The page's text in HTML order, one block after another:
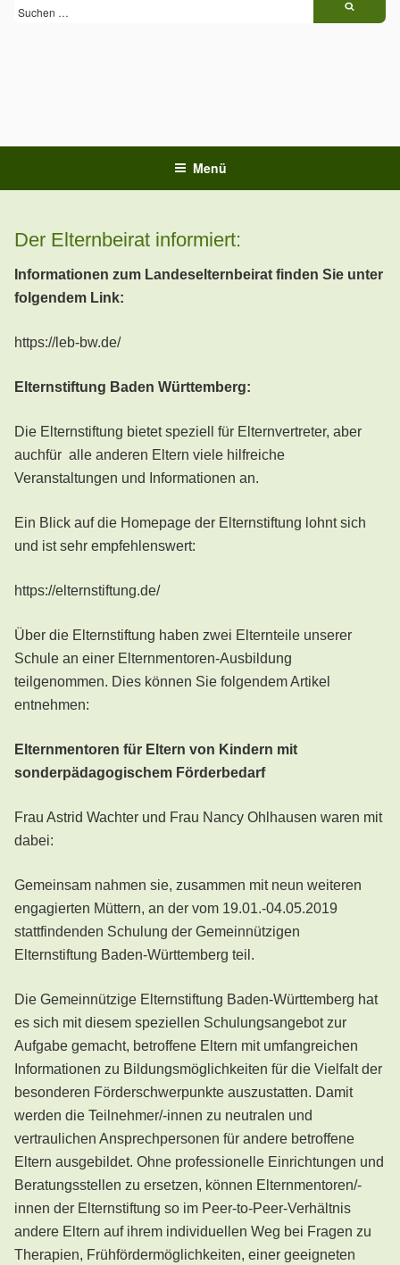
Zum
Suchen
Menü
Der Elternbeirat informiert:
Informationen zum Landeselternbeirat finden Sie unter
folgendem Link:
https://leb-bw.de/
Elternstiftung Baden Württemberg:
Die Elternstiftung bietet speziell für Elternvertreter, aber
auchfür alle anderen Eltern viele hilfreiche
Veranstaltungen und Informationen an.
Ein Blick auf die Homepage der Elternstiftung lohnt sich
und ist sehr empfehlenswert:
https://elternstiftung.de/
Über die Elternstiftung haben zwei Elternteile unserer
Schule an einer Elternmentoren-Ausbildung
teilgenommen. Dies können Sie folgendem Artikel
entnehmen:
Elternmentoren für Eltern von Kindern mit
sonderpädagogischem Förderbedarf
Frau Astrid Wachter und Frau Nancy Ohlhausen waren mit
dabei:
Gemeinsam nahmen sie, zusammen mit neun weiteren
engagierten Müttern, an der vom 19.01.-04.05.2019
stattfindenden Schulung der Gemeinnützigen
Elternstiftung Baden-Württemberg teil.
Die Gemeinnützige Elternstiftung Baden-Württemberg hat
es sich mit diesem speziellen Schulungsangebot zur
Aufgabe gemacht, betroffene Eltern mit umfangreichen
Informationen zu Bildungsmöglichkeiten für die Vielfalt der
besonderen Förderschwerpunkte auszustatten. Damit
werden die Teilnehmer/-innen zu neutralen und
vertraulichen Ansprechpersonen für andere betroffene
Eltern ausgebildet. Ohne professionelle Einrichtungen und
Beratungsstellen zu ersetzen, können Elternmentoren/-
innen der Elternstiftung so im Peer-to-Peer-Verhältnis
andere Eltern auf ihrem individuellen Weg bei Fragen zu
Therapien, Frühfördermöglichkeiten, einer geeigneten